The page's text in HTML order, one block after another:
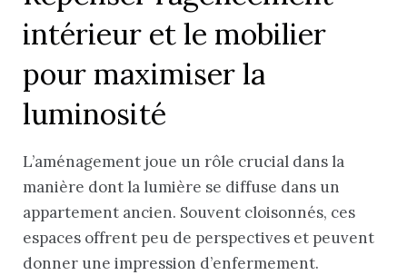
intérieur et le mobilier
pour maximiser la
luminosité
L’aménagement joue un rôle crucial dans la
manière dont la lumière se diffuse dans un
appartement ancien. Souvent cloisonnés, ces
espaces offrent peu de perspectives et peuvent
donner une impression d’enfermement.